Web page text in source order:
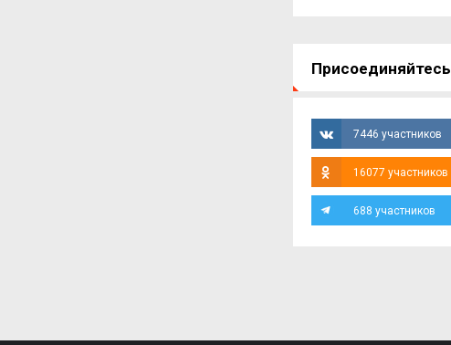
Присоединяйтесь
7446 участников
16077 участников
688 участников